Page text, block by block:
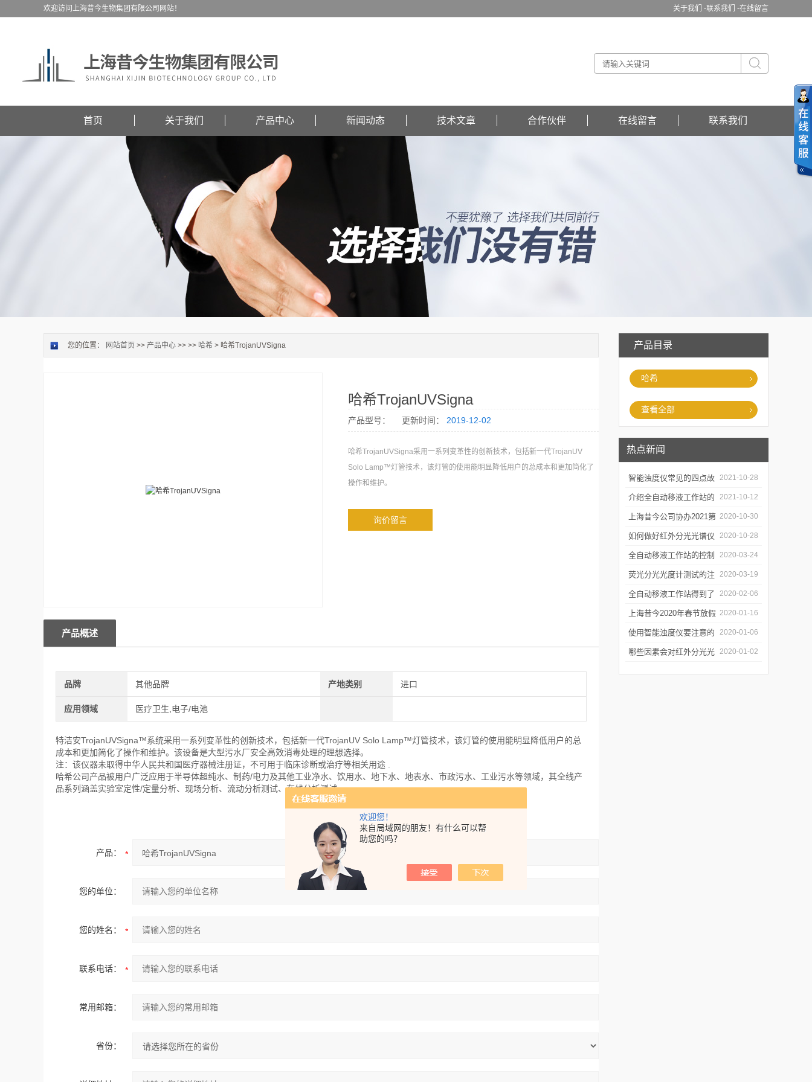
欢迎您！
来自局域网的朋友！有什么可以帮
助您的吗？
关于我们 -联系我们 -在线留言
欢迎访问上海昔今生物集团有限公司网站！
首页 关于我们 产品中心 新闻动态 技术文章 合作伙伴 在线留言 联系我们
产品目录
哈希
查看全部
热点新闻
智能浊度仪常见的四点故
障
2021-10-28
介绍全自动移液工作站的
三种移液方式
2021-10-12
上海昔今公司协办2021第
二届上海沪助科研圈发展
年会
2020-10-30
如何做好红外分光光谱仪
的防潮工作
2020-10-28
全自动移液工作站的控制
软件有哪些特点
2020-03-24
荧光分光光度计测试的注
意事项有哪些
2020-03-19
全自动移液工作站得到了
广泛的应用
2020-02-06
上海昔今2020年春节放假
通知
2020-01-16
使用智能浊度仪要注意的
几个要点
2020-01-06
哪些因素会对红外分光光 2020-01-02
您的位置： 网站首页 >> 产品中心 >> >> 哈希 > 哈希TrojanUVSigna
哈希TrojanUVSigna
产品型号： 更新时间： 2019-12-02
哈希TrojanUVSigna采用一系列变革性的创新技术，包括新一代TrojanUV
Solo Lamp™灯管技术，该灯管的使用能明显降低用户的总成本和更加简化了
操作和维护。
询价留言
产品概述
品牌 其他品牌 产地类别 进口
应用领域 医疗卫生,电子/电池
特洁安TrojanUVSigna™系统采用一系列变革性的创新技术，包括新一代TrojanUV Solo Lamp™灯管技术，该灯管的使用能明显降低用户的总
成本和更加简化了操作和维护。该设备是大型污水厂安全高效消毒处理的理想选择。
注：该仪器未取得中华人民共和国医疗器械注册证，不可用于临床诊断或治疗等相关用途 .
哈希公司产品被用户广泛应用于半导体超纯水、制药/电力及其他工业净水、饮用水、地下水、地表水、市政污水、工业污水等领域，其全线产
品系列涵盖实验室定性/定量分析、现场分析、流动分析测试、在线分析测试。
产品：
您的单位：
您的姓名：
联系电话：
常用邮箱：
省份：